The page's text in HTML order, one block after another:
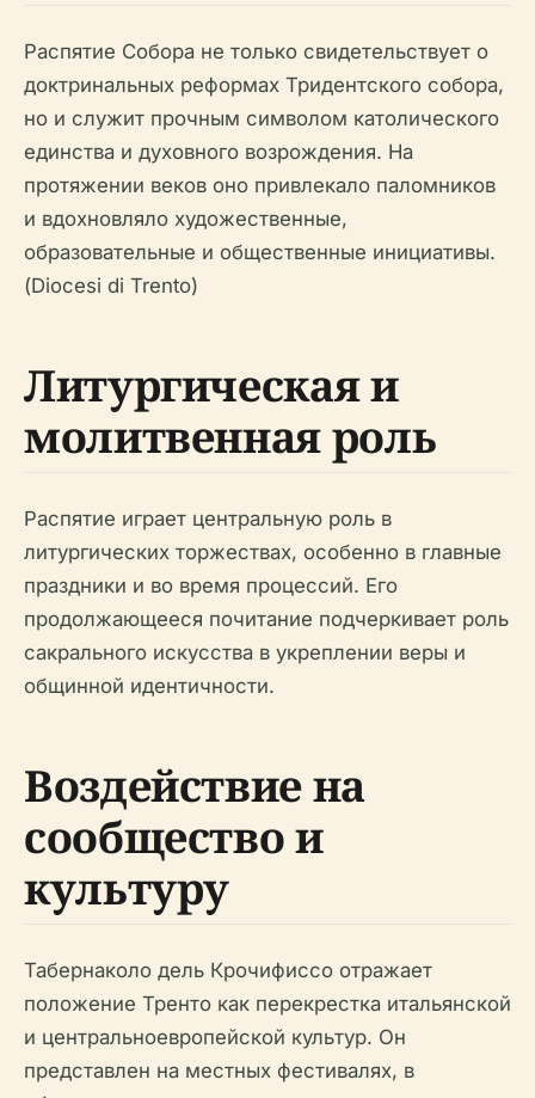
Распятие Собора не только свидетельствует о
доктринальных реформах Тридентского собора,
но и служит прочным символом католического
единства и духовного возрождения. На
протяжении веков оно привлекало паломников
и вдохновляло художественные,
образовательные и общественные инициативы.
(Diocesi di Trento)
Литургическая и
молитвенная роль
Распятие играет центральную роль в
литургических торжествах, особенно в главные
праздники и во время процессий. Его
продолжающееся почитание подчеркивает роль
сакрального искусства в укреплении веры и
общинной идентичности.
Воздействие на
сообщество и
культуру
Табернаколо дель Крочифиссо отражает
положение Тренто как перекрестка итальянской
и центральноевропейской культур. Он
представлен на местных фестивалях, в